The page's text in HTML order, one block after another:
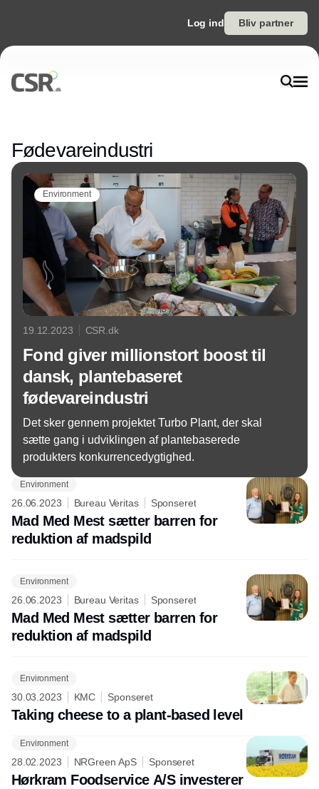
Log ind Bliv partner
Fødevareindustri
Environment
19.12.2023 CSR.dk
Fond giver millionstort boost til
dansk, plantebaseret
fødevareindustri
Det sker gennem projektet Turbo Plant, der skal
sætte gang i udviklingen af plantebaserede
produkters konkurrencedygtighed.
Environment
26.06.2023 Bureau Veritas Sponseret
Mad Med Mest sætter barren for
reduktion af madspild
Environment
26.06.2023 Bureau Veritas Sponseret
Mad Med Mest sætter barren for
reduktion af madspild
Environment
30.03.2023 KMC Sponseret
Taking cheese to a plant-based level
Environment
28.02.2023 NRGreen ApS Sponseret
Hørkram Foodservice A/S investerer